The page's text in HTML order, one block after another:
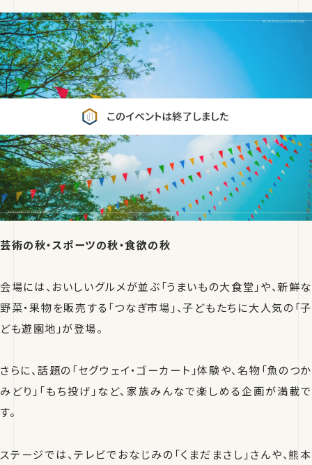
芸術の秋・スポーツの秋・食欲の秋
会場には、おいしいグルメが並ぶ「うまいもの大食堂」や、新鮮な
野菜・果物を販売する「つなぎ市場」、子どもたちに大人気の「子
ども遊園地」が登場。
さらに、話題の「セグウェイ・ゴーカート」体験や、名物「魚のつか
みどり」「もち投げ」など、家族みんなで楽しめる企画が満載で
す。
ステージでは、テレビでおなじみの「くまだまさし」さんや、熊本